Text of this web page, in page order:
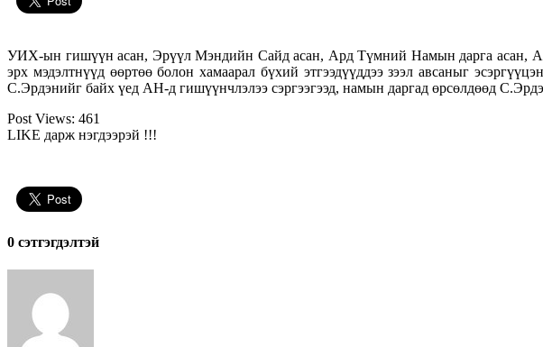
УИХ-ын гишүүн асан, Эрүүл Мэндийн Сайд асан, Ард Түмний Намын дарга асан,
эрх мэдэлтнүүд өөртөө болон хамаарал бүхий этгээдүүддээ зээл авсаныг
С.Эрдэнийг байх үед АН-д гишүүнчлэлээ сэргээгээд, намын даргад өрсөлдөөд
Post Views: 461
LIKE дарж нэгдээрэй !!!
0 cэтгэгдэлтэй